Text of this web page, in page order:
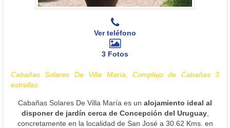
Ver teléfono
3 Fotos
Cabañas Solares De Villa María, Complejo de Cabañas 3
estrellas
Cabañas Solares De Villa María es un alojamiento ideal al
disponer de jardín cerca de Concepción del Uruguay,
concretamente en la localidad de San José a 30.62 Kms. en